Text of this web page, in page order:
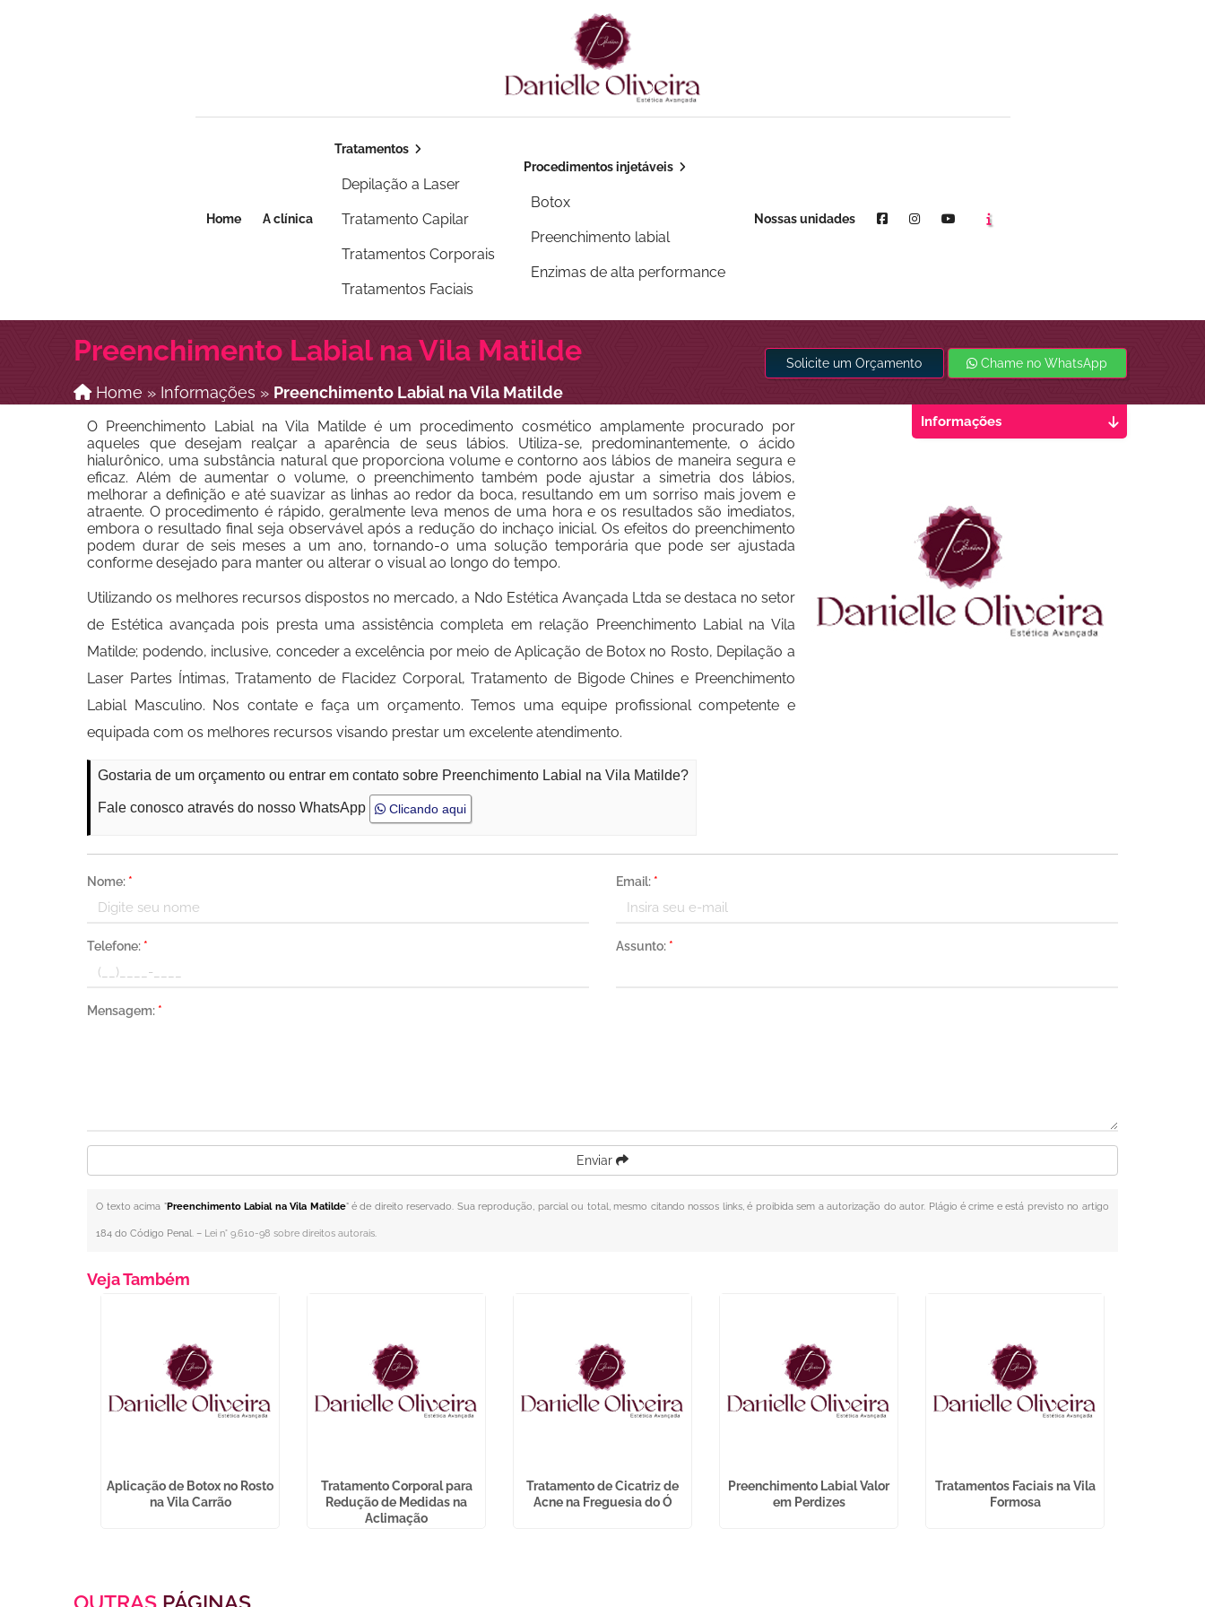
Home A clínica
Tratamentos
Depilação a Laser
Tratamento Capilar
Tratamentos Corporais
Tratamentos Faciais
Procedimentos injetáveis
Botox
Preenchimento labial
Enzimas de alta performance
Nossas unidades Youtube
Preenchimento Labial na Vila Matilde
Home » Informações » Preenchimento Labial na Vila Matilde
Solicite um Orçamento Chame no WhatsApp
O Preenchimento Labial na Vila Matilde é um procedimento cosmético amplamente procurado por
aqueles que desejam realçar a aparência de seus lábios. Utiliza-se, predominantemente, o ácido
hialurônico, uma substância natural que proporciona volume e contorno aos lábios de maneira segura e
eficaz. Além de aumentar o volume, o preenchimento também pode ajustar a simetria dos lábios,
melhorar a definição e até suavizar as linhas ao redor da boca, resultando em um sorriso mais jovem e
atraente. O procedimento é rápido, geralmente leva menos de uma hora e os resultados são imediatos,
embora o resultado final seja observável após a redução do inchaço inicial. Os efeitos do preenchimento
podem durar de seis meses a um ano, tornando-o uma solução temporária que pode ser ajustada
conforme desejado para manter ou alterar o visual ao longo do tempo.
Utilizando os melhores recursos dispostos no mercado, a Ndo Estética Avançada Ltda se destaca no setor
de Estética avançada pois presta uma assistência completa em relação Preenchimento Labial na Vila
Matilde; podendo, inclusive, conceder a excelência por meio de Aplicação de Botox no Rosto, Depilação a
Laser Partes Íntimas, Tratamento de Flacidez Corporal, Tratamento de Bigode Chines e Preenchimento
Labial Masculino. Nos contate e faça um orçamento. Temos uma equipe profissional competente e
equipada com os melhores recursos visando prestar um excelente atendimento.
Gostaria de um orçamento ou entrar em contato sobre Preenchimento Labial na Vila Matilde?
Fale conosco através do nosso WhatsApp Clicando aqui
Nome: * Email: *
Telefone: * Assunto: *
Mensagem: *
Enviar
O texto acima "Preenchimento Labial na Vila Matilde" é de direito reservado. Sua reprodução, parcial ou total, mesmo citando nossos links, é proibida sem a autorização do autor. Plágio é crime e está previsto no artigo
184 do Código Penal. – Lei n° 9.610-98 sobre direitos autorais.
Informações
Veja Também
Aplicação de Botox no Rosto
na Vila Carrão
Tratamento Corporal para
Redução de Medidas na
Aclimação
Tratamento de Cicatriz de
Acne na Freguesia do Ó
Preenchimento Labial Valor
em Perdizes
Tratamentos Faciais na Vila
Formosa